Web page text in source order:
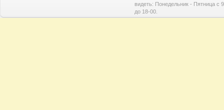
видеть: Понедельник - Пятница с
до 18-00.